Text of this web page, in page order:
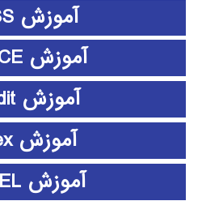
آموزش HFSS
آموزش HSPICE
آموزش L-Edit
آموزش Latex
آموزش LISREL